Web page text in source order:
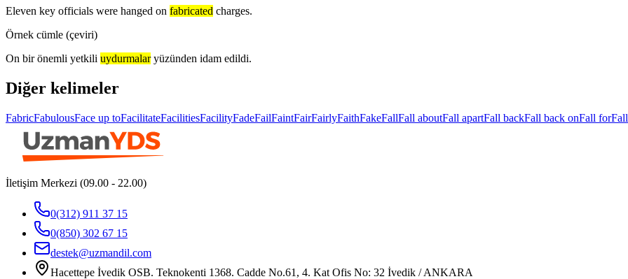
Eleven key officials were hanged on fabricated charges.
Örnek cümle (çeviri)
On bir önemli yetkili uydurmalar yüzünden idam edildi.
Diğer kelimeler
FabricFabulousFace up toFacilitateFacilitiesFacilityFadeFailFaintFairFairlyFaithFakeFallFall aboutFall apartFall backFall back onFall for
İletişim Merkezi (09.00 - 22.00)
0(312) 911 37 15
0(850) 302 67 15
destek@uzmandil.com
Hacettepe İvedik OSB. Teknokenti 1368. Cadde No.61, 4. Kat Ofis No: 32 İvedik / ANKARA